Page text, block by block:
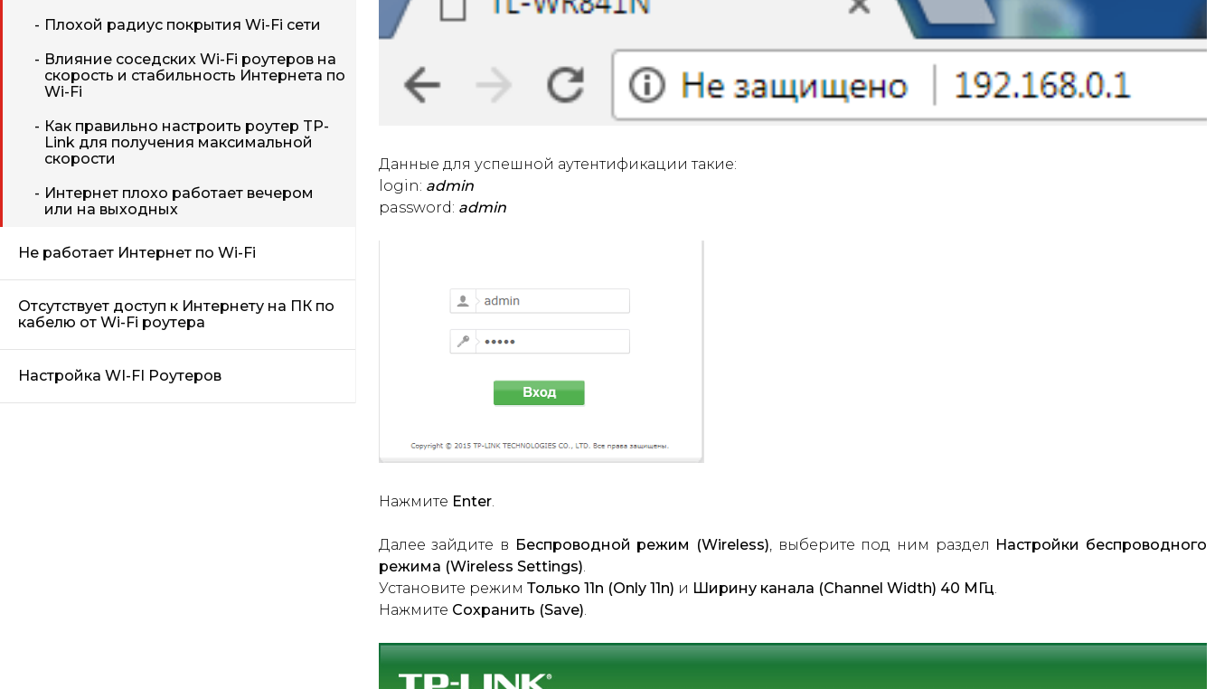
Плохой радиус покрытия Wi-Fi сети
Влияние соседских Wi-Fi роутеров на
скорость и стабильность Интернета по
Wi-Fi
Как правильно настроить роутер TP-
Link для получения максимальной
скорости
Интернет плохо работает вечером
или на выходных
Не работает Интернет по Wi-Fi
Отсутствует доступ к Интернету на ПК по
кабелю от Wi-Fi роутера
Настройка WI-FI Роутеров
Данные для успешной аутентификации такие:
login: admin
password: admin
Нажмите Enter.
Далее зайдите в Беспроводной режим (Wireless), выберите под ним раздел Настройки беспроводного
режима (Wireless Settings).
Установите режим Только 11n (Only 11n) и Ширину канала (Channel Width) 40 МГц.
Нажмите Сохранить (Save).